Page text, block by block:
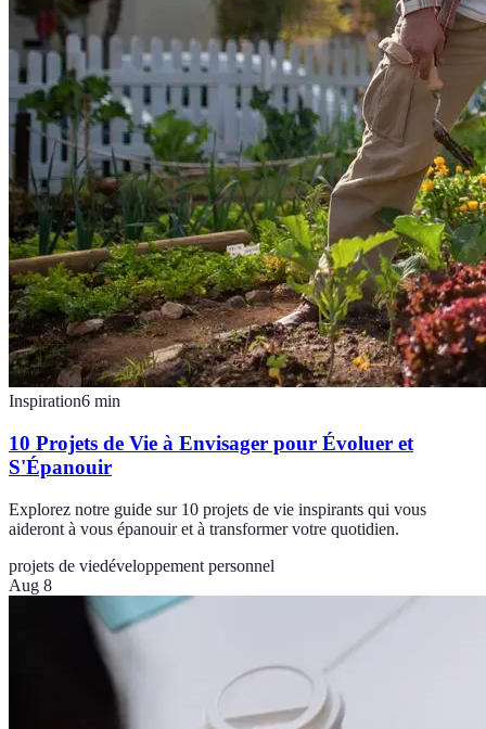
Inspiration6 min
10 Projets de Vie à Envisager pour Évoluer et
S'Épanouir
Explorez notre guide sur 10 projets de vie inspirants qui vous
aideront à vous épanouir et à transformer votre quotidien.
projets de viedéveloppement personnel
Aug 8